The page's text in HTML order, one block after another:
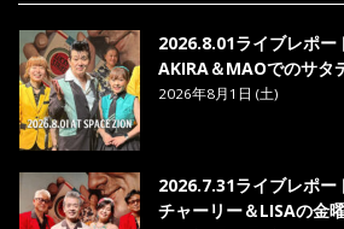
2026.8.01ライブレポー
AKIRA＆MAOでのサタ
2026年8月1日 (土)
2026.7.31ライブレポー
チャーリー＆LISAの金